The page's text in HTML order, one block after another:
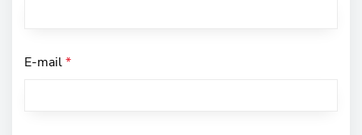
E-mail*